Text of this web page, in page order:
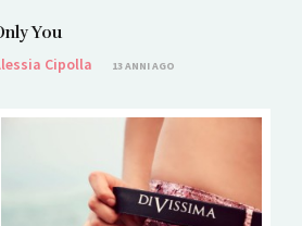
You
Cipolla
13 ANNI AGO